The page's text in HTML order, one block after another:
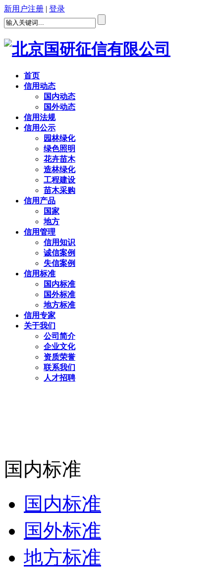
新用户注册 | 登录
首页
信用动态
国内动态
国外动态
信用法规
信用公示
园林绿化
绿色照明
花卉苗木
造林绿化
工程建设
苗木采购
信用产品
国家
地方
信用管理
信用知识
诚信案例
失信案例
信用标准
国内标准
国外标准
地方标准
信用专家
关于我们
公司简介
企业文化
资质荣誉
联系我们
人才招聘
国内标准
国内标准
国外标准
地方标准